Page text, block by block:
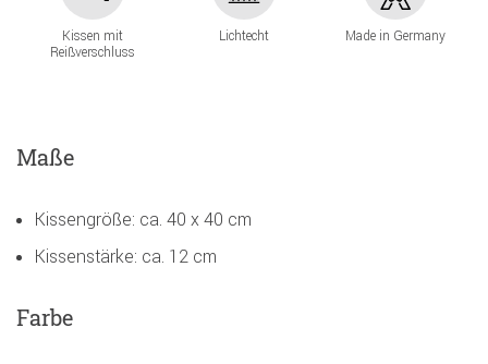
Kissen mit
Reißverschluss
Lichtecht Made in Germany
Maße
Kissengröße: ca. 40 x 40 cm
Kissenstärke: ca. 12 cm
Farbe